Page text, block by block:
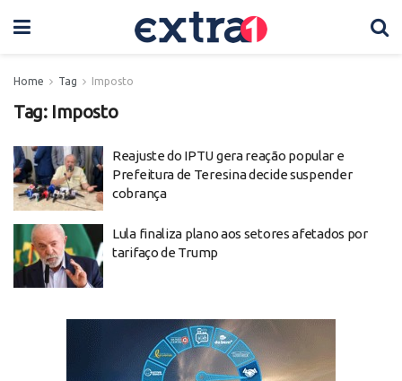
Home Tag Imposto
Tag: Imposto
Reajuste do IPTU gera reação popular e
Prefeitura de Teresina decide suspender
cobrança
Lula finaliza plano aos setores afetados por
tarifaço de Trump